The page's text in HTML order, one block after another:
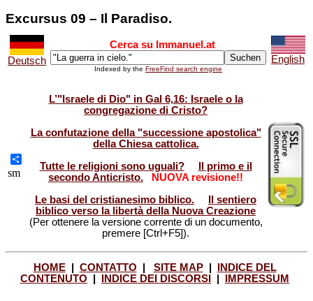
Excursus 09 – Il Paradiso.
Deutsch
Cerca su Immanuel.at
Indexed by the FreeFind search engine
English
Share
sm
L’"Israele di Dio" in Gal 6,16: Israele o la
congregazione di Cristo?
La confutazione della "successione apostolica"
della Chiesa cattolica.
Tutte le religioni sono uguali?
Il primo e il
secondo Anticristo.
NUOVA revisione!!
Le basi del cristianesimo biblico.
Il sentiero
biblico verso la libertà della Nuova Creazione
(Per ottenere la versione corrente di un documento,
premere [Ctrl+F5]).
HOME| CONTATTO SITE MAP|
INDICE DEL
CONTENUTO
INDICE DEI DISCORSI IMPRESSUM